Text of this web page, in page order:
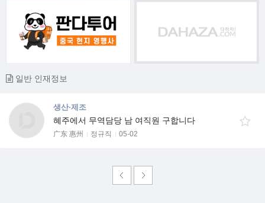
일반 인재정보
생산·제조
혜주에서 무역담당 남 여직원 구합니다
广东 惠州 정규직 05-02